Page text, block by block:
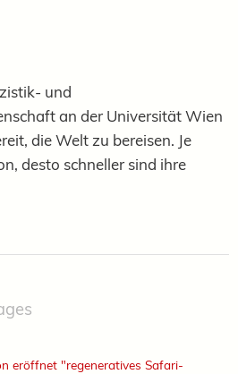
und
an der Universität Wien
die Welt zu bereisen. Je
desto schneller sind ihre
eröffnet "regeneratives Safari-